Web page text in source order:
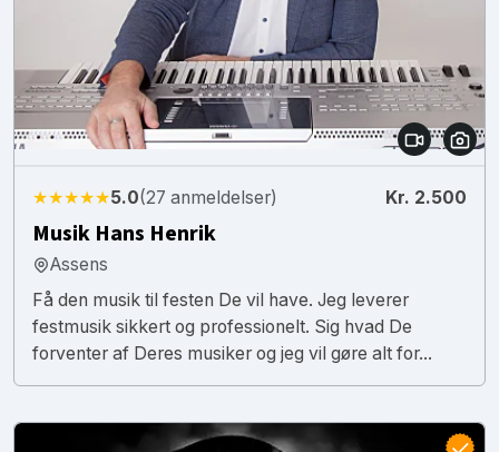
★★★★★5.0(27 anmeldelser) Kr. 2.500
Musik Hans Henrik
Assens
Få den musik til festen De vil have. Jeg leverer
festmusik sikkert og professionelt. Sig hvad De
forventer af Deres musiker og jeg vil gøre alt for...